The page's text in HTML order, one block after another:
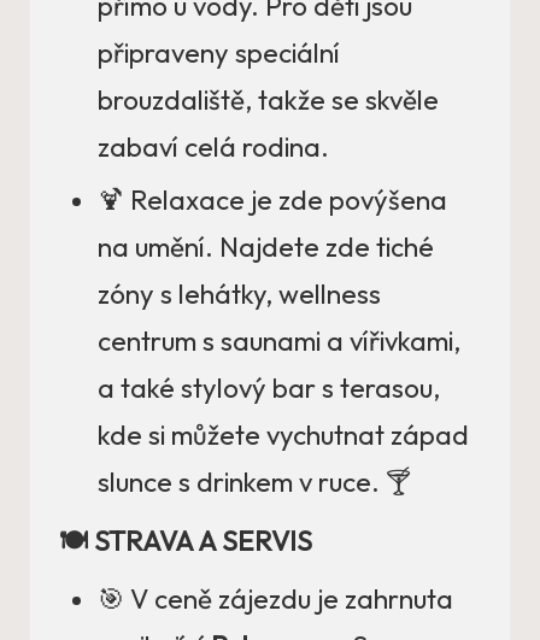
připraveny speciální
brouzdaliště, takže se skvěle
zabaví celá rodina.
🍹 Relaxace je zde povýšena
na umění. Najdete zde tiché
zóny s lehátky, wellness
centrum s saunami a vířivkami,
a také stylový bar s terasou,
kde si můžete vychutnat západ
slunce s drinkem v ruce. 🍸
🍽️ STRAVA A SERVIS
🎯 V ceně zájezdu je zahrnuta